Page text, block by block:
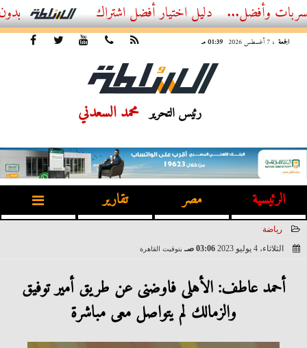
أفضل اشتراك IPTV بدون تقطيع 2026 – دليل المشاهد العصري
الجمعة ، 7 أغسطس 2026 01:39 مـ
رئيس التحرير محمد السعدني
الرئيسية مصر تقارير
رياضة
الثلاثاء، 4 يوليو 2023
03:06 صـ بتوقيت القاهرة
أحمد عاطف: الأهلى فاوضنى عن طريق أمير توفيق
والزمالك لم يتواصل معى مباشرة